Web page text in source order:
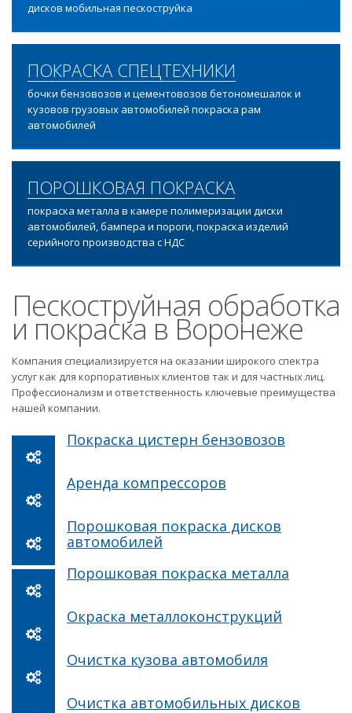
дисков мобильная пескоструйка
ПОКРАСКА СПЕЦТЕХНИКИ
бочки бензовозов и цементовозов бетономешалок и
кузовов грузовых автомобилей покраска рам
автомобилей
ПОРОШКОВАЯ ПОКРАСКА
покраска металла в камере полимеризации диски
автомобилей, бампера и пороги, покраска изделий
серийного производства с НДС
Пескоструйная обработка
и покраска в Воронеже
Компания специализируется на оказании широкого спектра
услуг как для корпоративных клиентов так и для частных лиц.
Профессионализм и ответственность ключевые преимущества
нашей компании.
Покраска цистерн бензовозов
Аренда компрессоров
Порошковая покраска дисков
автомобилей
Порошковая покраска металла
Окраска металлоконструкций
Очистка кузова автомобиля
Очистка автомобильных дисков